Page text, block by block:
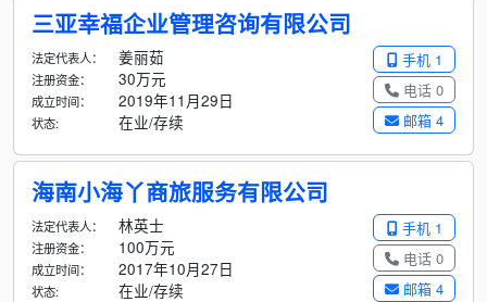
三亚幸福企业管理咨询有限公司
手机 1
电话 0
邮箱 4
法定代表人： 姜丽茹
注册资金： 30万元
成立时间： 2019年11月29日
状态: 在业/存续
海南小海丫商旅服务有限公司
手机 1
电话 0
邮箱 4
法定代表人： 林英士
注册资金： 100万元
成立时间： 2017年10月27日
状态: 在业/存续